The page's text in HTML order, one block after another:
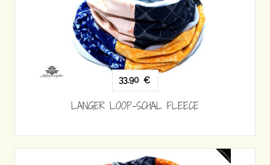
33,90 €
LANGER LOOP-SCHAL FLEECE